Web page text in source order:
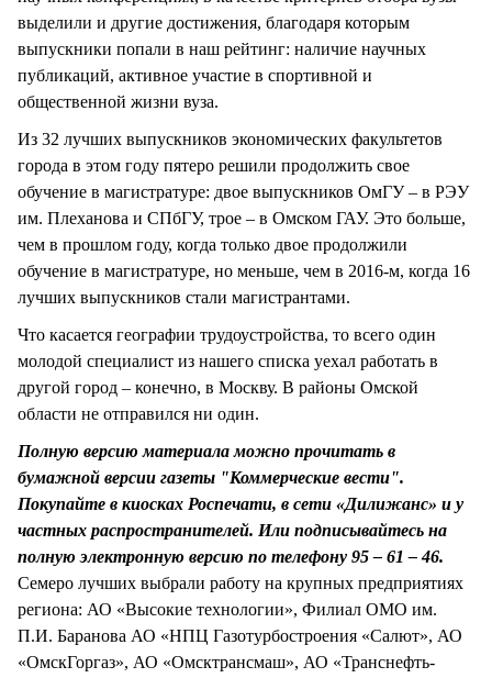
выделили и другие достижения, благодаря которым
выпускники попали в наш рейтинг: наличие научных
публикаций, активное участие в спортивной и
общественной жизни вуза.
Из 32 лучших выпускников экономических факультетов
города в этом году пятеро решили продолжить свое
обучение в магистратуре: двое выпускников ОмГУ – в РЭУ
им. Плеханова и СПбГУ, трое – в Омском ГАУ. Это больше,
чем в прошлом году, когда только двое продолжили
обучение в магистратуре, но меньше, чем в 2016-м, когда 16
лучших выпускников стали магистрантами.
Что касается географии трудоустройства, то всего один
молодой специалист из нашего списка уехал работать в
другой город – конечно, в Москву. В районы Омской
области не отправился ни один.
Полную версию материала можно прочитать в
бумажной версии газеты "Коммерческие вести".
Покупайте в киосках Роспечати, в сети «Дилижанс» и у
частных распространителей. Или подписывайтесь на
полную электронную версию по телефону 95 – 61 – 46.
Семеро лучших выбрали работу на крупных предприятиях
региона: АО «Высокие технологии», Филиал ОМО им.
П.И. Баранова АО «НПЦ Газотурбостроения «Салют», АО
«ОмскГоргаз», АО «Омсктрансмаш», АО «Транснефть-